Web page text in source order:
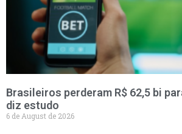
Brasileiros perderam R$ 62,5 bi
diz estudo
6 de August de 2026